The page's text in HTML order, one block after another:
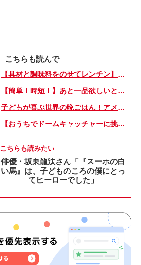
こちらも読んで
【具材と調味料をのせてレンチン】ケチャップ×バターの王道味！「うどんナポリタン」のできあがり♪
【簡単！時短！】あと一品欲しいときにおすすめの「卵とレタスの炒めもの」のレシピ
子どもが喜ぶ世界の晩ごはん！アメリカのフライドチキン＆フライドポテト
【おうちでドームキャッチャーに挑戦だ】アンパンマン わくわくドームキャッチャー
こちらも読みたい
俳優・坂東龍汰さん「『スーホの白
い馬』は、子どものころの僕にとっ
てヒーローでした」